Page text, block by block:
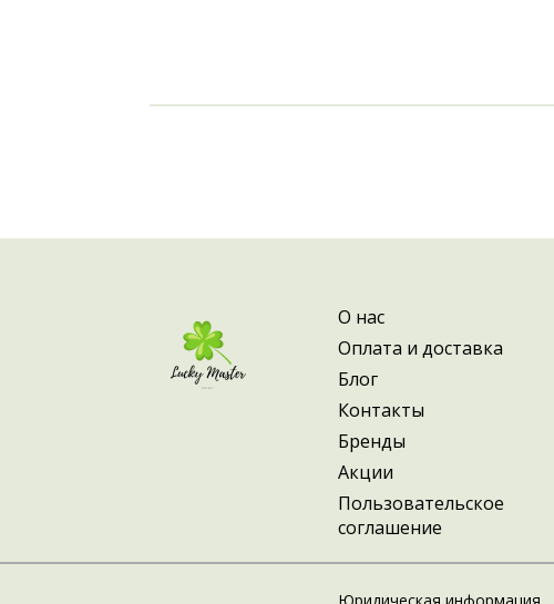
О нас
Оплата и доставка
Блог
Контакты
Бренды
Акции
Пользовательское
соглашение